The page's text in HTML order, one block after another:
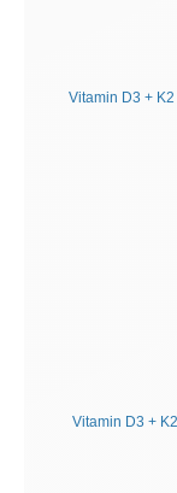
Vitamin D3 +